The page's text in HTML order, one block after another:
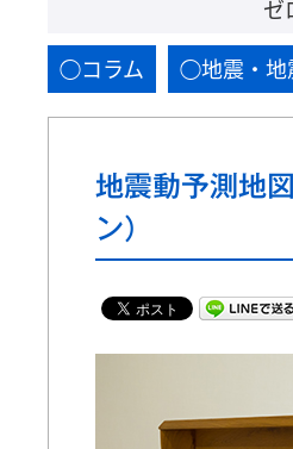
ゼ
コラム
地震・
地震動予測地
ン）